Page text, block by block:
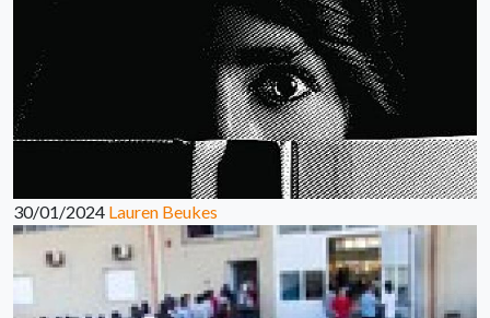
30/01/2024 Lauren Beukes